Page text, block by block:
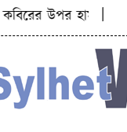
উপর হামলা |